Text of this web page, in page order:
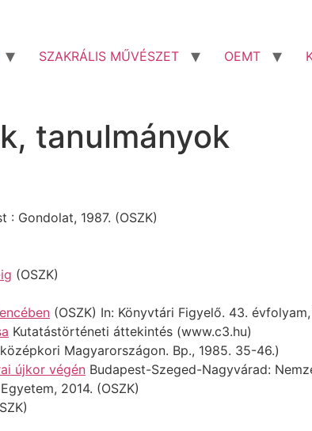
SZAKRÁLIS MŰVÉSZET OEMT
tanulmányok
Gondolat, 1987. (OSZK)
(OSZK)
(OSZK) In: Könyvtári Figyelő. 43.
Kutatástörténeti áttekintés (www.c3.hu)
Magyarországon. Bp., 1985. 35-46.)
újkor végén Budapest-Szeged-Nagyvárad:
2014. (OSZK)